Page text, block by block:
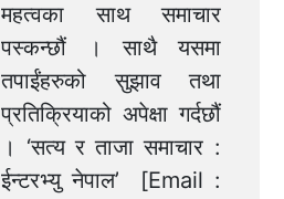
महत्वका साथ समाचार
पस्कन्छौं । साथै यसमा
तपाईंहरुको सुझाव तथा
प्रतिक्रियाको अपेक्षा गर्दछौं
। ‘सत्य र ताजा समाचार :
ईन्टरभ्यु नेपाल’ [Email :